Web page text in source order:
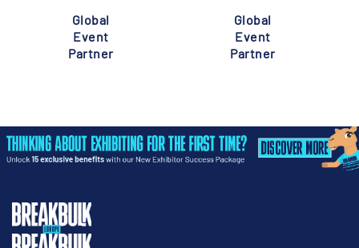
Global
Event
Partner
Global
Event
Partner